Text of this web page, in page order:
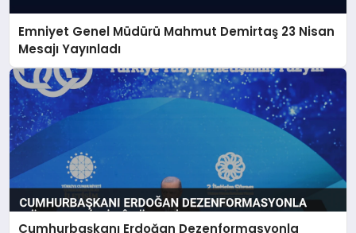
Emniyet Genel Müdürü Mahmut Demirtaş 23 Nisan
Mesajı Yayınladı
Cumhurbaşkanı Erdoğan Dezenformasyonla